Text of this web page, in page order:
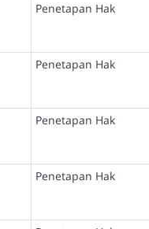
Penetapan Hak
Penetapan Hak
Penetapan Hak
Penetapan Hak